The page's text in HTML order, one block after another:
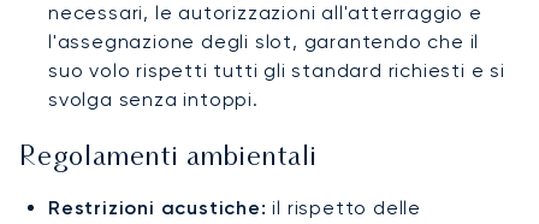
necessari, le autorizzazioni all'atterraggio e
l'assegnazione degli slot, garantendo che il
suo volo rispetti tutti gli standard richiesti e si
svolga senza intoppi.
Regolamenti ambientali
Restrizioni acustiche: il rispetto delle